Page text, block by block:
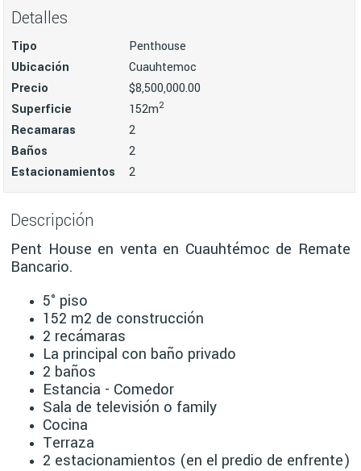
Detalles
Tipo
Penthouse
Ubicación
Cuauhtemoc
Precio
$8,500,000.00
Superficie
152m2
Recamaras
2
Baños
2
Estacionamientos
2
Descripción
Pent House en venta en Cuauhtémoc de Remate
Bancario.
5° piso
152 m2 de construcción
2 recámaras
La principal con baño privado
2 baños
Estancia - Comedor
Sala de televisión o family
Cocina
Terraza
2 estacionamientos (en el predio de enfrente)